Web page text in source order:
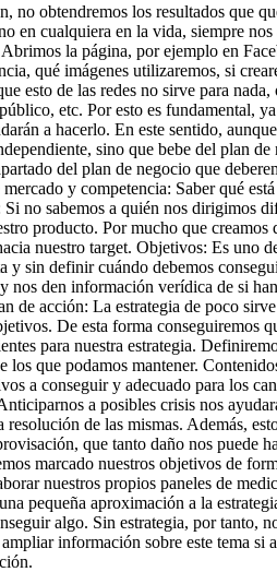
obtendremos los resultados que
en cualquiera en la vida, siempre
la página, por ejemplo en
qué imágenes utilizaremos, si
esto de las redes no sirve para
etc. Por esto es fundamental,
a hacerlo. En este sentido,
sino que bebe del plan
del plan de negocio que
y competencia: Saber qué
no sabemos a quién nos dirigimos
producto. Por mucho que creamos
nuestro target. Objetivos: Es uno
sin definir cuándo debemos
nos den información verídica de si
de acción: La estrategia de poco
De esta forma conseguiremos
para nuestra estrategia.
que podamos mantener.
a conseguir y adecuado para los
a posibles crisis nos
de las mismas. Además,
que tanto daño nos puede
marcado nuestros objetivos de
nuestros propios paneles de
pequeña aproximación a la
algo. Sin estrategia, por tanto,
información sobre este tema si